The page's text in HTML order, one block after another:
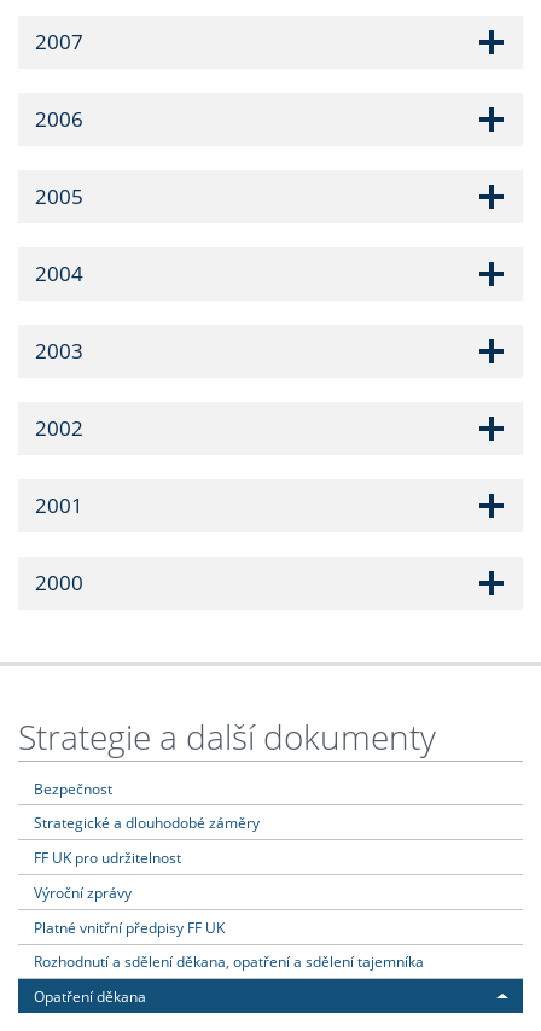
2007
2006
2005
2004
2003
2002
2001
2000
Strategie a další dokumenty
Bezpečnost
Strategické a dlouhodobé záměry
FF UK pro udržitelnost
Výroční zprávy
Platné vnitřní předpisy FF UK
Rozhodnutí a sdělení děkana, opatření a sdělení tajemníka
Opatření děkana